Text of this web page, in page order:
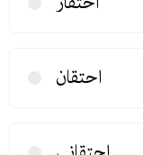
احتقان